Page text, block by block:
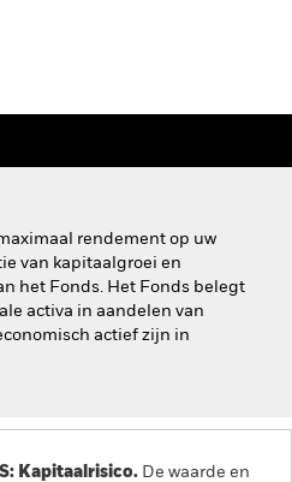
rendement op uw
van kapitaalgroei en
het Fonds. Het Fonds belegt
activa in aandelen van
actief zijn in
Kapitaalrisico. De waarde en